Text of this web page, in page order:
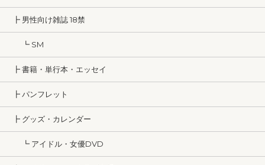
┣ 男性向け雑誌 18禁
┗ SM
┣ 書籍・単行本・エッセイ
┣ パンフレット
┣ グッズ・カレンダー
┗ アイドル・女優DVD